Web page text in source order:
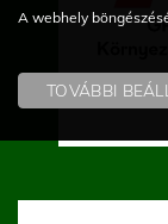
A webhely
TOVÁBBI